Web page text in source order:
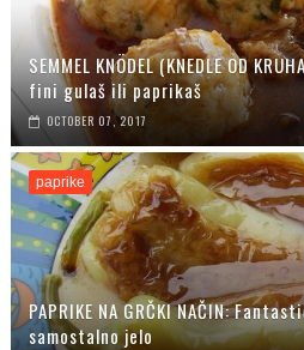
SEMMEL KNÖDEL (KNEDLE OD
fini gulaš ili paprikaš
OCTOBER 07, 2017
paprike
PAPRIKE NA GRČKI NAČIN:
samostalno jelo